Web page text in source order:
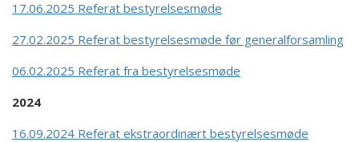
17.06.2025 Referat bestyrelsesmøde
27.02.2025 Referat bestyrelsesmøde før generalforsamling
06.02.2025 Referat fra bestyrelsesmøde
2024
16.09.2024 Referat ekstraordinært bestyrelsesmøde